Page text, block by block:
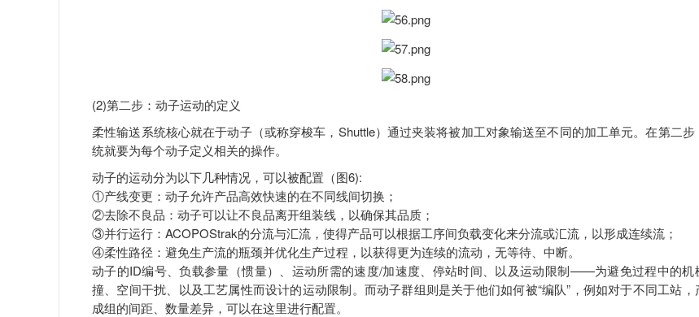
(2)第二步：动子运动的定义
柔性输送系统核心就在于动子（或称穿梭车，Shuttle）通过夹装将被加工对象输送至不同的加工单元。在第二步
统就要为每个动子定义相关的操作。
动子的运动分为以下几种情况，可以被配置（图6):
①产线变更：动子允许产品高效快速的在不同线间切换；
②去除不良品：动子可以让不良品离开组装线，以确保其品质；
③并行运行：ACOPOStrak的分流与汇流，使得产品可以根据工序间负载变化来分流或汇流，以形成连续流；
④柔性路径：避免生产流的瓶颈并优化生产过程，以获得更为连续的流动，无等待、中断。
动子的ID编号、负载参量（惯量）、运动所需的速度/加速度、停站时间、以及运动限制——为避免过程中的机
撞、空间干扰、以及工艺属性而设计的运动限制。而动子群组则是关于他们如何被“编队”，例如对于不同工站，
成组的间距、数量差异，可以在这里进行配置。